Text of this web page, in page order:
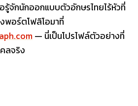
จักนักออกแบบตัวอักษรไทยไร้หัวที่
พอร์ตโฟลิโอมาที่
— นี่เป็นโปรไฟล์ตัวอย่างที่
ลจริง